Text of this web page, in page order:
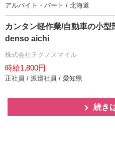
アルバイト・パート / 北海道
カンタン軽作業/自動車の小
denso aichi
株式会社テクノスマイル
時給1,800円
正社員 / 派遣社員 / 愛知県
続き